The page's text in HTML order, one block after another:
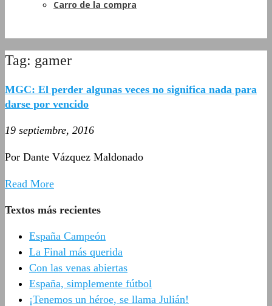
Carro de la compra
Tag: gamer
MGC: El perder algunas veces no significa nada para
darse por vencido
19 septiembre, 2016
Por Dante Vázquez Maldonado
Read More
Textos más recientes
España Campeón
La Final más querida
Con las venas abiertas
España, simplemente fútbol
¡Tenemos un héroe, se llama Julián!